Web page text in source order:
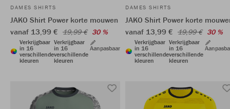
DAMES SHIRTS
JAKO Shirt Power korte mouwen
vanaf 13,99 € 19,99 € 30 %
Verkrijgbaar
in 16
verschillende
kleuren
Verkrijgbaar
in 16
verschillende
kleuren
Aanpasbaar
DAMES SHIRTS
JAKO Shirt Power korte
vanaf 13,99 € 19,99 € 30 %
Verkrijgbaar
in 16
verschillende
kleuren
Verkrijgbaar
in 16
verschillende
kleuren